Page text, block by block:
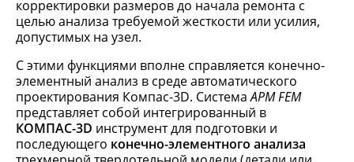
корректировки размеров до начала ремонта с
целью анализа требуемой жесткости или усилия,
допустимых на узел.
С этими функциями вполне справляется конечно-
элементный анализ в среде автоматического
проектирования Компас-3D. СистемаAPM FEM
представляет собой интегрированный в
КОМПАС-3D инструмент для подготовки и
последующего конечно-элементного анализа